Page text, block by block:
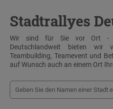
Stadtrallyes
Wir sind für Sie vor Ort -
Deutschlandweit bieten wir
Teambuilding, Teamevent und
auf Wunsch auch an einem Ort